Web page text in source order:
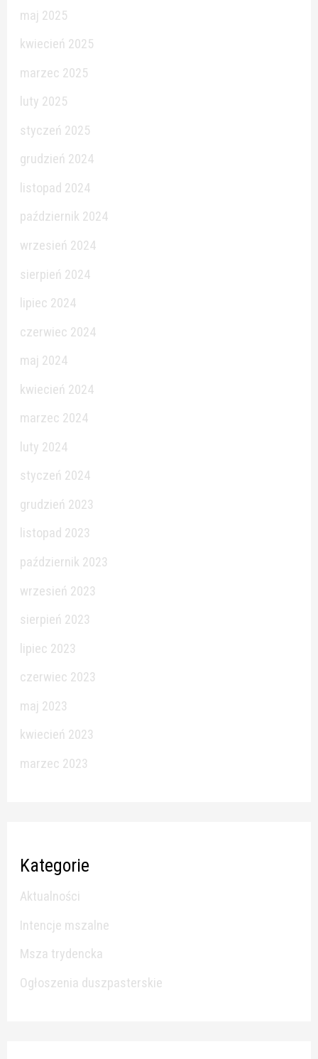
maj 2025
kwiecień 2025
marzec 2025
luty 2025
styczeń 2025
grudzień 2024
listopad 2024
październik 2024
wrzesień 2024
sierpień 2024
lipiec 2024
czerwiec 2024
maj 2024
kwiecień 2024
marzec 2024
luty 2024
styczeń 2024
grudzień 2023
listopad 2023
październik 2023
wrzesień 2023
sierpień 2023
lipiec 2023
czerwiec 2023
maj 2023
kwiecień 2023
marzec 2023
Kategorie
Aktualności
Intencje mszalne
Msza trydencka
Ogłoszenia duszpasterskie